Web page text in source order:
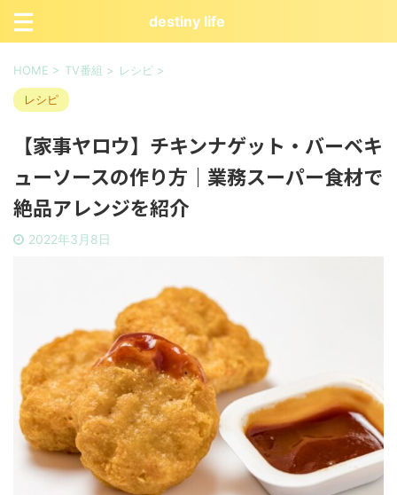
destiny life
HOME > TV番組 > レシピ >
レシピ
【家事ヤロウ】チキンナゲット・バーベキ
ューソースの作り方｜業務スーパー食材で
絶品アレンジを紹介
2022年3月8日